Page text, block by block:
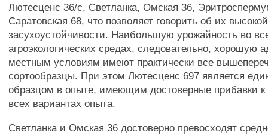
Лютесценс 36/с, Светланка, Омская 36,
Саратовская 68, что позволяет говорить об их высокой
засухоустойчивости. Наибольшую урожайность во
агроэкологических средах, следовательно, хорошую
местным условиям имеют практически все
сортообразцы. При этом Лютесценс 697 является
образцом в опыте, имеющим достоверные прибавки к
всех вариантах опыта.
Светланка и Омская 36 достоверно превосходят